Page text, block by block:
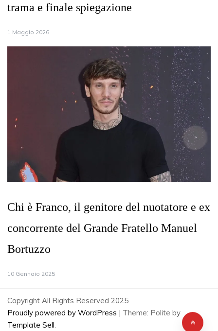
trama e finale spiegazione
1 Maggio 2026
Chi è Franco, il genitore del nuotatore e ex
concorrente del Grande Fratello Manuel
Bortuzzo
10 Gennaio 2025
Copyright All Rights Reserved 2025
Proudly powered by WordPress | Theme: Polite by
Template Sell.